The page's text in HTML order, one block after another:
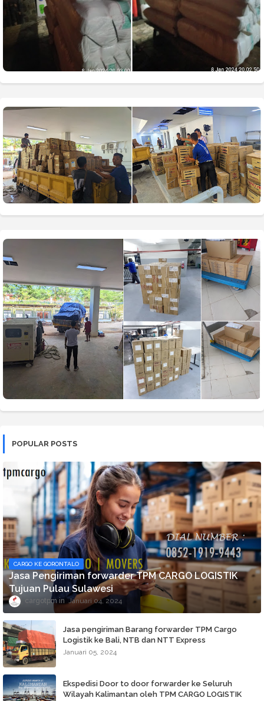
POPULAR POSTS
CARGO KE GORONTALO
Jasa Pengiriman forwarder TPM CARGO LOGISTIK
Tujuan Pulau Sulawesi
cargotpm Januari 04, 2024
Jasa pengiriman Barang forwarder TPM Cargo
Logistik ke Bali, NTB dan NTT Express
Januari 05, 2024
Ekspedisi Door to door forwarder ke Seluruh
Wilayah Kalimantan oleh TPM CARGO LOGISTIK